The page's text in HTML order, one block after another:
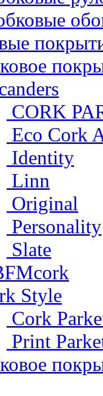
CORK
Eco Cork
Identity
Linn
Original
Personality
Slate
Style
Cork
Print